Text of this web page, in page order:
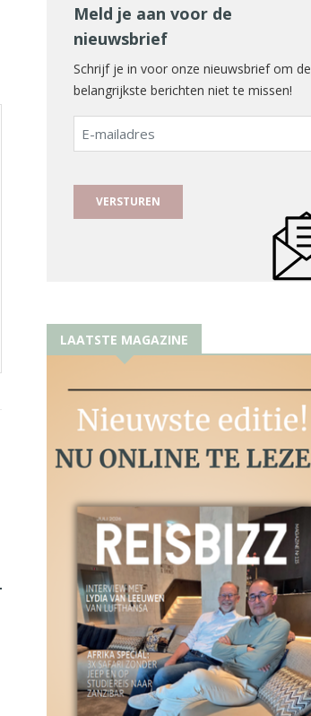
Meld je aan voor de
nieuwsbrief
Schrijf je in voor onze nieuwsbrief om de
belangrijkste berichten niet te missen!
E-
mailadres
LAATSTE MAGAZINE